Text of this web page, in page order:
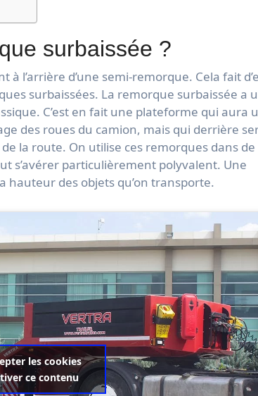
surbaissée ?
l’arrière d’une semi-remorque. Cela fait
surbaissées. La remorque surbaissée a
C’est en fait une plateforme qui aura
des roues du camion, mais qui derrière
la route. On utilise ces remorques dans de
s’avérer particulièrement polyvalent. Une
des objets qu’on transporte.
les cookies
ce contenu